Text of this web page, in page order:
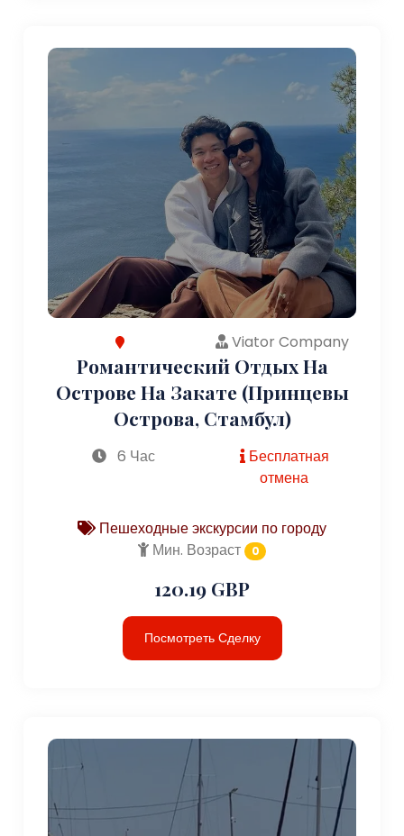
Viator Company
Романтический Отдых На
Острове На Закате (Принцевы
Острова, Стамбул)
6 Час
Бесплатная
отмена
Пешеходные экскурсии по городу
Мин. Возраст
0
120.19 GBP
Посмотреть Сделку